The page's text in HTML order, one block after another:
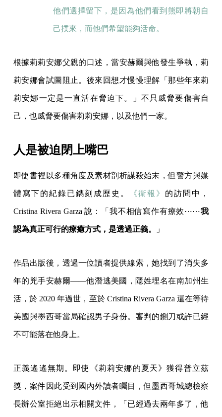
他們選擇留下，是因為他們看到熊即將朝自
己撲來，而他們希望能夠活命。
根據莉莉安娜父親的口述，當安赫爾與他發生爭執，莉
莉安娜會試圖阻止。後來回想才慢慢理解「那些年來莉
莉安娜一定是一直活在脅迫下。」不只威脅要傷害自
己，也威脅要傷害莉莉安娜，以及他們一家。
人是被迫閉上嘴巴
即使書裡以多種角度及素材剖析謀殺始末，但警方與媒
體寫下的紀錄已鐫刻成歷史。 《衛報》 的訪問中，
Cristina Rivera Garza 說：「我不相信寫作有療效⋯⋯我
認為真正可行的療癒方式，是透過正義。 」
作品出版後，透過一位讀者提供線索，她找到了消失多
年的兇手安赫爾——他潛逃美國，隱姓埋名在南加州生
活，於 2020 年過世，至於 Cristina Rivera Garza 還在等待
美國與墨西哥當局確認男子身份。審判的鍘刀或許已經
不可能落在他身上。
正義遙遙無期。即使《莉莉安娜的夏天》獲得普立茲
獎，案件因此受到國內外讀者矚目，但墨西哥城總檢察
長辦公室拒絕出示相關文件，「已經過去兩年多了，他